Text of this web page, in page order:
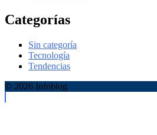
Categorías
Sin categoría
Tecnología
Tendencias
© 2026 Infoblog